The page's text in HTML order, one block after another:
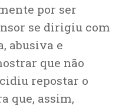
por ser
se dirigiu com
abusiva e
que não
repostar o
que, assim,